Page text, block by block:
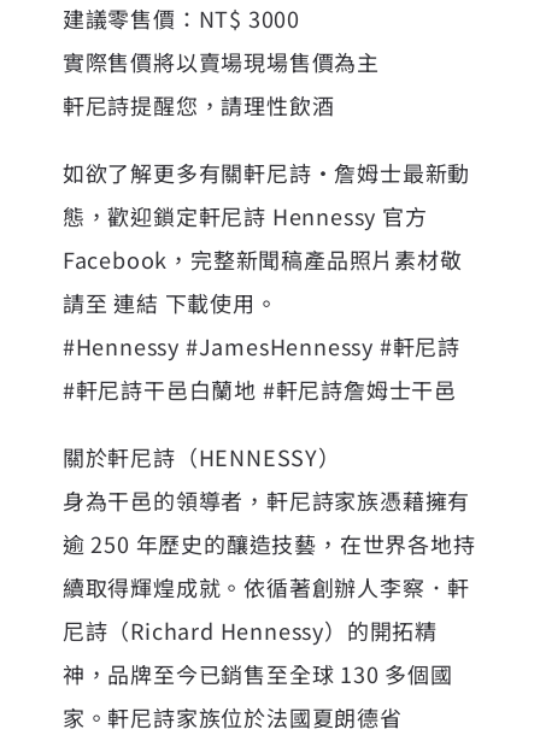
建議零售價：NT$ 3000
實際售價將以賣場現場售價為主
軒尼詩提醒您，請理性飲酒
如欲了解更多有關軒尼詩・詹姆士最新動
態，歡迎鎖定軒尼詩 Hennessy 官方
Facebook，完整新聞稿產品照片素材敬
請至 連結 下載使用。
#Hennessy #JamesHennessy #軒尼詩
#軒尼詩干邑白蘭地 #軒尼詩詹姆士干邑
關於軒尼詩 （HENNESSY）
身為干邑的領導者，軒尼詩家族憑藉擁有
逾 250 年歷史的釀造技藝，在世界各地持
續取得輝煌成就。依循著創辦人李察．軒
尼詩（Richard Hennessy）的開拓精
神，品牌至今已銷售至全球 130 多個國
家。軒尼詩家族位於法國夏朗德省